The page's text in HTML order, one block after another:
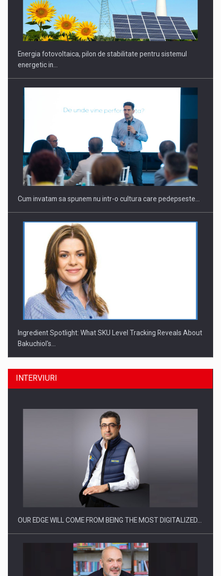
CEO Conference - Shaping The Future - Technology and…
Webinar - Business Evolution-RETHINK STRATEGY-Finantare
Investitii Digitalizare
Energia fotovoltaica, pilon de stabilitate pentru sistemul
energetic in…
Cum invatam sa spunem nu intr-o cultura care pedepseste…
Ingredient Spotlight: What SKU Level Tracking Reveals About
Bakuchiol's…
Producatorii si comerciantii care nu se supun noilor
INTERVIURI
OUR EDGE WILL COME FROM BEING THE MOST DIGITALIZED…